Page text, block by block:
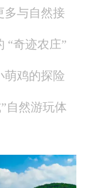
多与自然接
“奇迹农庄”
萌鸡的探险
自然游玩体